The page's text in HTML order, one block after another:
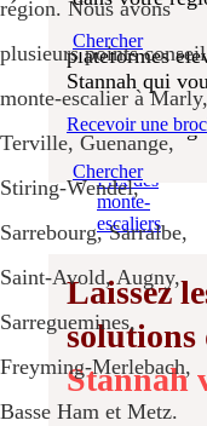
Monte-
extérieurs
droits
Monte-
escaliers
extérieurs
tournants
Prix des
monte-
escaliers
Laissez
solutions
Stannah
Découvrez
dans votre
Chercher
Monte-
plateformes
Stannah qui
Recevoir une
Chercher
région. Nous avons
plusieurs points conseil
monte-escalier à Marly,
Terville, Guenange,
Stiring-Wendel,
Sarrebourg, Sarralbe,
Saint-Avold, Augny,
Sarreguemines,
Freyming-Merlebach,
Basse Ham et Metz.